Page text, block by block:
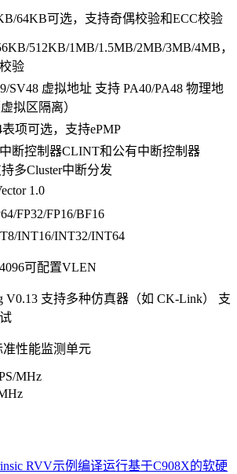
64KB可选，支持奇偶校验和ECC校验
512KB/1MB/1.5MB/2MB/3MB/4MB，
验
SV48 虚拟地址 支持 PA40/PA48 物理地
拟区隔离）
表项可选，支持ePMP
断控制器CLINT和公有中断控制器
多Cluster中断分发
1.0
FP32/FP16/BF16
INT16/INT32/INT64
可配置VLEN
V0.13 支持多种仿真器（如 CK-Link） 支
准性能监测单元
MHz
RVV示例编译运行基于C908X的软硬